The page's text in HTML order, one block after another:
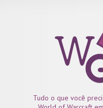
Tudo o que você